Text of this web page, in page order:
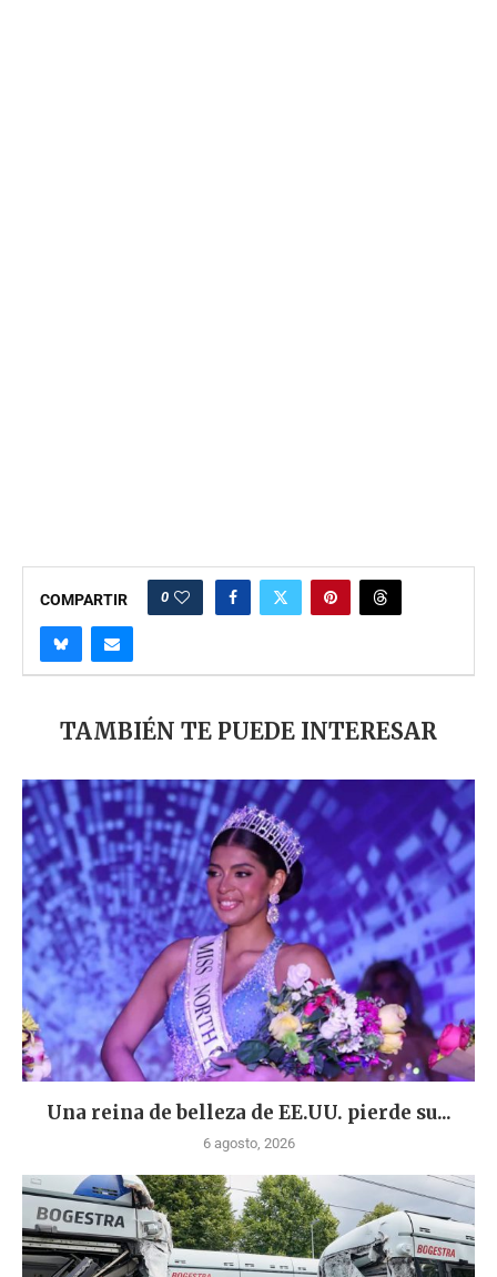
COMPARTIR 0
TAMBIÉN TE PUEDE INTERESAR
Una reina de belleza de EE.UU. pierde su...
6 agosto, 2026